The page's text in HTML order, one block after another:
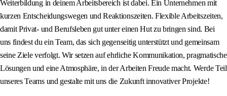
Weiterbildung in deinem Arbeitsbereich ist dabei. Ein Unternehmen mit
kurzen Entscheidungswegen und Reaktionszeiten. Flexible Arbeitszeiten,
damit Privat- und Berufsleben gut unter einen Hut zu bringen sind. Bei
uns findest du ein Team, das sich gegenseitig unterstützt und gemeinsam
seine Ziele verfolgt. Wir setzen auf ehrliche Kommunikation, pragmatische
Lösungen und eine Atmosphäre, in der Arbeiten Freude macht. Werde Teil
unseres Teams und gestalte mit uns die Zukunft innovativer Projekte!